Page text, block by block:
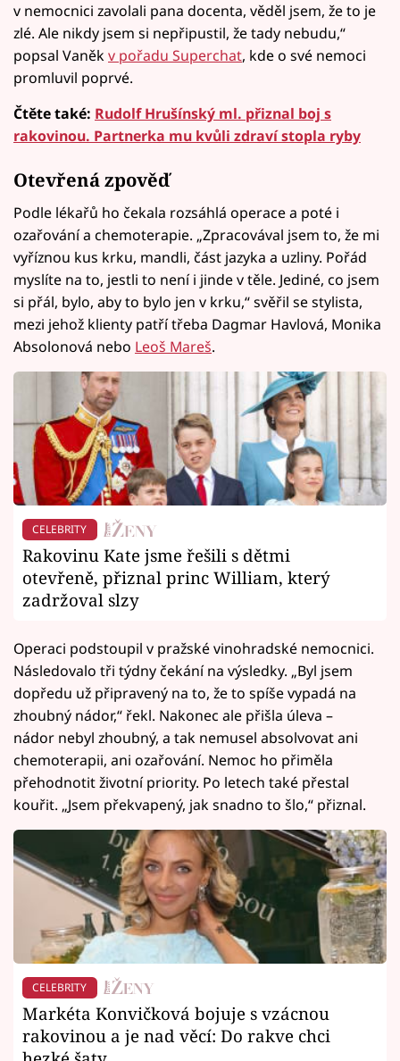
v nemocnici zavolali pana docenta, věděl jsem, že to je
zlé. Ale nikdy jsem si nepřipustil, že tady nebudu,“
popsal Vaněk v pořadu Superchat, kde o své nemoci
promluvil poprvé.
Čtěte také: Rudolf Hrušínský ml. přiznal boj s
rakovinou. Partnerka mu kvůli zdraví stopla ryby
Otevřená zpověď
Podle lékařů ho čekala rozsáhlá operace a poté i
ozařování a chemoterapie. „Zpracovával jsem to, že mi
vyříznou kus krku, mandli, část jazyka a uzliny. Pořád
myslíte na to, jestli to není i jinde v těle. Jediné, co jsem
si přál, bylo, aby to bylo jen v krku,“ svěřil se stylista,
mezi jehož klienty patří třeba Dagmar Havlová, Monika
Absolonová nebo Leoš Mareš.
CELEBRITY
Rakovinu Kate jsme řešili s dětmi
otevřeně, přiznal princ William, který
zadržoval slzy
Operaci podstoupil v pražské vinohradské nemocnici.
Následovalo tři týdny čekání na výsledky. „Byl jsem
dopředu už připravený na to, že to spíše vypadá na
zhoubný nádor,“ řekl. Nakonec ale přišla úleva –
nádor nebyl zhoubný, a tak nemusel absolvovat ani
chemoterapii, ani ozařování. Nemoc ho přiměla
přehodnotit životní priority. Po letech také přestal
kouřit. „Jsem překvapený, jak snadno to šlo,“ přiznal.
CELEBRITY
Markéta Konvičková bojuje s vzácnou
rakovinou a je nad věcí: Do rakve chci